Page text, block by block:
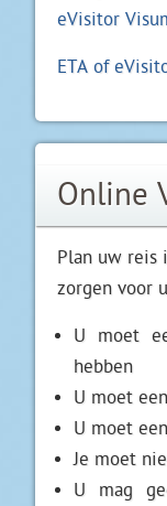
eVisitor
ETA of
Online
Plan uw reis
zorgen voor
U moet
hebben
U moet
U moet
Je moet
U mag